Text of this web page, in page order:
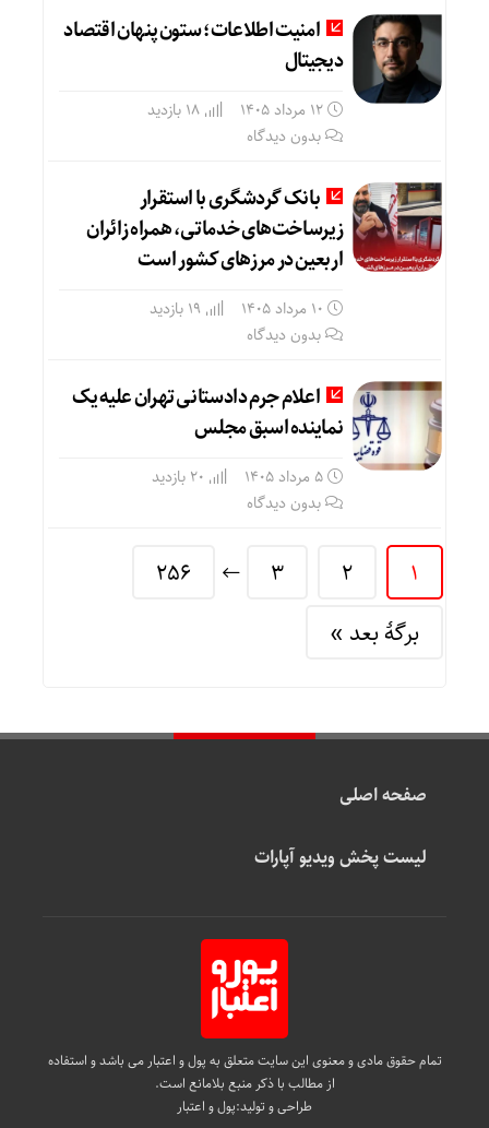
امنیت اطلاعات؛ ستون پنهان اقتصاد
دیجیتال
12 مرداد 1405
بدون دیدگاه
بانک گردشگری با استقرار
زیرساخت‌های خدماتی، همراه زائران
اربعین در مرزهای کشور است
10 مرداد 1405
بدون دیدگاه
اعلام جرم دادستانی تهران علیه یک
نماینده اسبق مجلس
5 مرداد 1405
بدون دیدگاه
1
2
3
256
برگهٔ بعد »
صفحه اصلی
لیست پخش ویدیو آپارات
تمام حقوق مادی و معنوی این سایت متعلق به پول و اعتبار می باشد و استفاده
از مطالب با ذکر منبع بلامانع است.
طراحی و تولید:پول و اعتبار